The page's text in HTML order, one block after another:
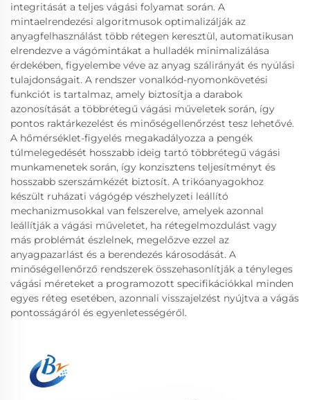
integritását a teljes vágási folyamat során. A
mintaelrendezési algoritmusok optimalizálják az
anyagfelhasználást több rétegen keresztül, automatikusan
elrendezve a vágómintákat a hulladék minimalizálása
érdekében, figyelembe véve az anyag szálirányát és nyúlási
tulajdonságait. A rendszer vonalkód-nyomonkövetési
funkciót is tartalmaz, amely biztosítja a darabok
azonosítását a többrétegű vágási műveletek során, így
pontos raktárkezelést és minőségellenőrzést tesz lehetővé.
A hőmérséklet-figyelés megakadályozza a pengék
túlmelegedését hosszabb ideig tartó többrétegű vágási
munkamenetek során, így konzisztens teljesítményt és
hosszabb szerszámkézét biztosít. A trikóanyagokhoz
készült ruházati vágógép vészhelyzeti leállító
mechanizmusokkal van felszerelve, amelyek azonnal
leállítják a vágási műveletet, ha rétegelmozdulást vagy
más problémát észlelnek, megelőzve ezzel az
anyagpazarlást és a berendezés károsodását. A
minőségellenőrző rendszerek összehasonlítják a tényleges
vágási méreteket a programozott specifikációkkal minden
egyes réteg esetében, azonnali visszajelzést nyújtva a vágás
pontosságáról és egyenletességéről.